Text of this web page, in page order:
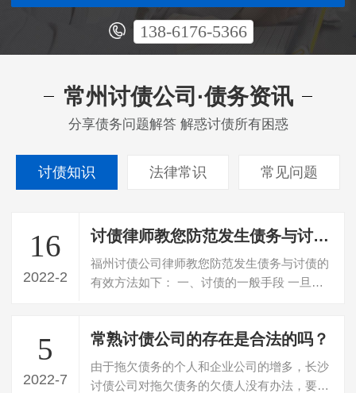
138-6176-5366
常州讨债公司·债务资讯
分享债务问题解答 解惑讨债所有困惑
讨债知识 法律常识 常见问题
16
2022-2
讨债律师教您防范发生债务与讨债的有效方法
福州讨债公司律师教您防范发生债务与讨债的
有效方法如下： 一、讨债的一般手段 一旦企
5
2022-7
常熟讨债公司的存在是合法的吗？
由于拖欠债务的个人和企业公司的增多，长沙
讨债公司对拖欠债务的欠债人没有办法，要不